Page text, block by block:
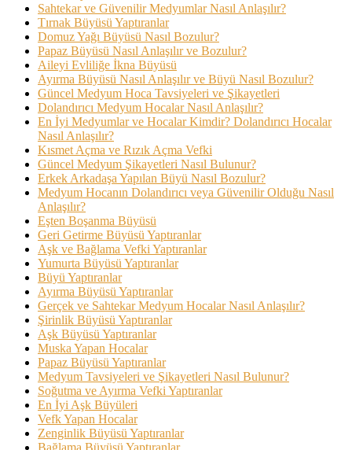
Sahtekar ve Güvenilir Medyumlar Nasıl Anlaşılır?
Tırnak Büyüsü Yaptıranlar
Domuz Yağı Büyüsü Nasıl Bozulur?
Papaz Büyüsü Nasıl Anlaşılır ve Bozulur?
Aileyi Evliliğe İkna Büyüsü
Ayırma Büyüsü Nasıl Anlaşılır ve Büyü Nasıl Bozulur?
Güncel Medyum Hoca Tavsiyeleri ve Şikayetleri
Dolandırıcı Medyum Hocalar Nasıl Anlaşılır?
En İyi Medyumlar ve Hocalar Kimdir? Dolandırıcı Hocalar
Nasıl Anlaşılır?
Kısmet Açma ve Rızık Açma Vefki
Güncel Medyum Şikayetleri Nasıl Bulunur?
Erkek Arkadaşa Yapılan Büyü Nasıl Bozulur?
Medyum Hocanın Dolandırıcı veya Güvenilir Olduğu Nasıl
Anlaşılır?
Eşten Boşanma Büyüsü
Geri Getirme Büyüsü Yaptıranlar
Aşk ve Bağlama Vefki Yaptıranlar
Yumurta Büyüsü Yaptıranlar
Büyü Yaptıranlar
Ayırma Büyüsü Yaptıranlar
Gerçek ve Sahtekar Medyum Hocalar Nasıl Anlaşılır?
Şirinlik Büyüsü Yaptıranlar
Aşk Büyüsü Yaptıranlar
Muska Yapan Hocalar
Papaz Büyüsü Yaptıranlar
Medyum Tavsiyeleri ve Şikayetleri Nasıl Bulunur?
Soğutma ve Ayırma Vefki Yaptıranlar
En İyi Aşk Büyüleri
Vefk Yapan Hocalar
Zenginlik Büyüsü Yaptıranlar